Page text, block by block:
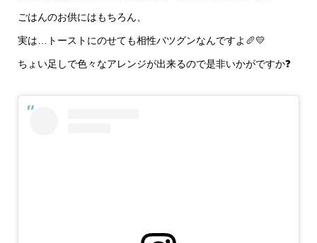
ごはんのお供にはもちろん、
実は…トーストにのせても相性バツグンなんですよ🥖💛
ちょい足しで色々なアレンジが出来るので是非いかがですか❓